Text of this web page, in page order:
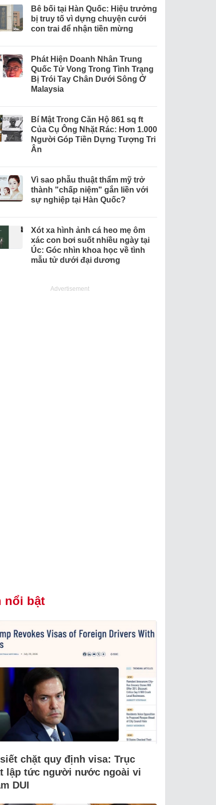
Bê bối tại Hàn Quốc: Hiệu trưởng
bị truy tố vì dựng chuyện cưới
con trai để nhận tiền mừng
Phát Hiện Doanh Nhân Trung
Quốc Tử Vong Trong Tình Trạng
Bị Trói Tay Chân Dưới Sông Ở
Malaysia
Bí Mật Trong Căn Hộ 861 sq ft
Của Cụ Ông Nhặt Rác: Hơn 1.000
Người Góp Tiền Dựng Tượng Tri
Ân
Vì sao phẫu thuật thẩm mỹ trở
thành "chấp niệm" gắn liền với
sự nghiệp tại Hàn Quốc?
Xót xa hình ảnh cá heo mẹ ôm
xác con bơi suốt nhiều ngày tại
Úc: Góc nhìn khoa học về tình
mẫu tử dưới đại dương
Advertisement
nổi bật
chặt quy định visa: Trục
lập tức người nước ngoài vi
DUI